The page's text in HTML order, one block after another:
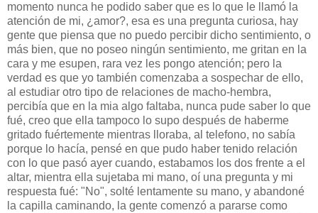
momento nunca he podido saber que es lo que le llamó la
atención de mi, ¿amor?, esa es una pregunta curiosa, hay
gente que piensa que no puedo percibir dicho sentimiento, o
más bien, que no poseo ningún sentimiento, me gritan en la
cara y me esupen, rara vez les pongo atención; pero la
verdad es que yo también comenzaba a sospechar de ello,
al estudiar otro tipo de relaciones de macho-hembra,
percibía que en la mia algo faltaba, nunca pude saber lo que
fué, creo que ella tampoco lo supo después de haberme
gritado fuértemente mientras lloraba, al telefono, no sabía
porque lo hacía, pensé en que pudo haber tenido relación
con lo que pasó ayer cuando, estabamos los dos frente a el
altar, mientra ella sujetaba mi mano, oí una pregunta y mi
respuesta fué: "No", solté lentamente su mano, y abandoné
la capilla caminando, la gente comenzó a pararse como